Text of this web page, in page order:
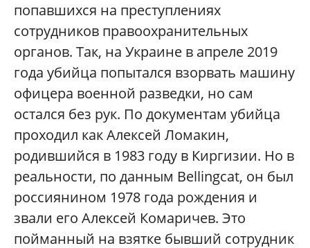
попавшихся на преступлениях
сотрудников правоохранительных
органов. Так, на Украине в апреле 2019
года убийца попытался взорвать машину
офицера военной разведки, но сам
остался без рук. По документам убийца
проходил как Алексей Ломакин,
родившийся в 1983 году в Киргизии. Но в
реальности, по данным Bellingcat, он был
россиянином 1978 года рождения и
звали его Алексей Комаричев. Это
пойманный на взятке бывший сотрудник